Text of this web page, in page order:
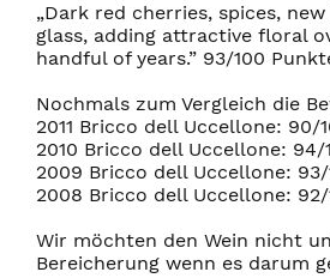
„Dark red cherries, spices,
glass, adding attractive floral
handful of years.” 93/100
Nochmals zum Vergleich die
2011 Bricco dell Uccellone:
2010 Bricco dell Uccellone:
2009 Bricco dell Uccellone:
2008 Bricco dell Uccellone:
Wir möchten den Wein nicht
Bereicherung wenn es darum